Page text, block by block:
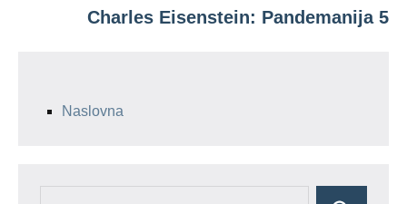
Charles Eisenstein: Pandemanija 5
Naslovna